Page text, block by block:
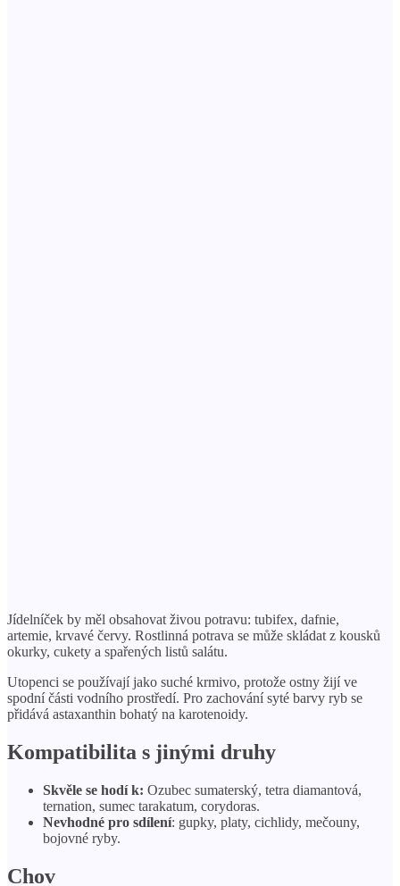
Jídelníček by měl obsahovat živou potravu: tubifex, dafnie,
artemie, krvavé červy. Rostlinná potrava se může skládat z kousků
okurky, cukety a spařených listů salátu.
Utopenci se používají jako suché krmivo, protože ostny žijí ve
spodní části vodního prostředí. Pro zachování syté barvy ryb se
přidává astaxanthin bohatý na karotenoidy.
Kompatibilita s jinými druhy
Skvěle se hodí k: Ozubec sumaterský, tetra diamantová,
ternation, sumec tarakatum, corydoras.
Nevhodné pro sdílení: gupky, platy, cichlidy, mečouny,
bojovné ryby.
Chov